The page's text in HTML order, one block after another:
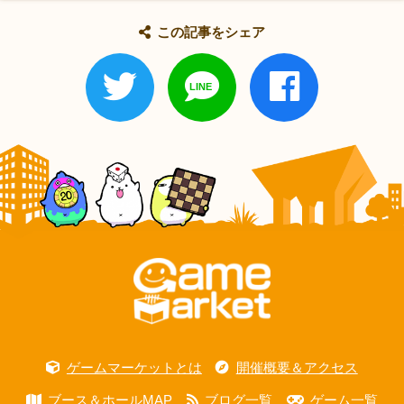
この記事をシェア
ゲームマーケットとは 開催概要＆アクセス
ブース＆ホールMAP ブログ一覧 ゲーム一覧